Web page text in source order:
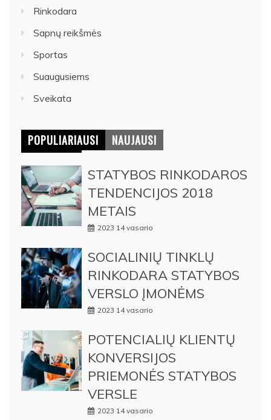
Rinkodara
Sapnų reikšmės
Sportas
Suaugusiems
Sveikata
POPULIARIAUSI NAUJAUSI
STATYBOS RINKODAROS
TENDENCIJOS 2018
METAIS
2023 14 vasario
SOCIALINIŲ TINKLŲ
RINKODARA STATYBOS
VERSLO ĮMONĖMS
2023 14 vasario
POTENCIALIŲ KLIENTŲ
KONVERSIJOS
PRIEMONĖS STATYBOS
VERSLE
2023 14 vasario